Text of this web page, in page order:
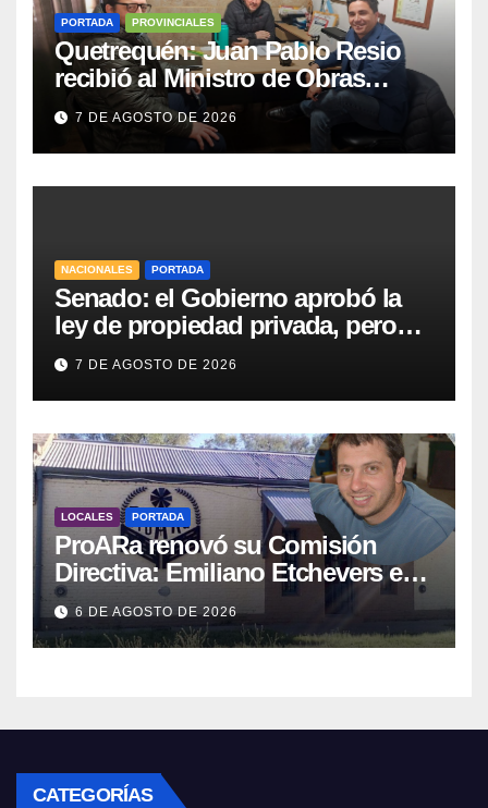
PORTADA PROVINCIALES
Quetrequén: Juan Pablo Resio
recibió al Ministro de Obras
Públicas y al Presidente de
Vialidad para recorrer la ruta a
Villa Huidobro
7 DE AGOSTO DE 2026
NACIONALES PORTADA
Senado: el Gobierno aprobó la
ley de propiedad privada, pero
tuvo que quitar otro capítulo
7 DE AGOSTO DE 2026
LOCALES PORTADA
ProARa renovó su Comisión
Directiva: Emiliano Etchevers es
el nuevo Presidente de la entidad
6 DE AGOSTO DE 2026
CATEGORÍAS